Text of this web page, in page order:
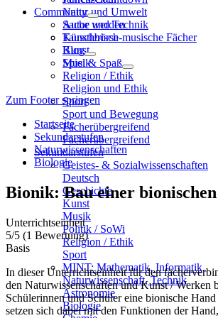
Natur und Umwelt
Sache und Technik
Künstlerisch-musische Fächer
Kunst
Musik
Religion / Ethik
Religion und Ethik
Sport
Sport und Bewegung
Fächerübergreifend
Fächerübergreifend
Sekundarstufen
Geistes- & Sozialwissenschaften
Deutsch
Geschichte
Kunst
Musik
Politik / SoWi
Religion / Ethik
Sport
MINT: Mathematik, Informatik,
Naturwissenschaft, Technik
Astronomie
Biologie
Community
Autor werden
Tauschbörse
Blog
Spiel & Spaß
Zum Footer springen
Startseite
Sekundarstufen
Naturwissenschaften
Biologie
Bionik: Bau einer
Unterrichtseinheit
5/5 (1 Bewertung)
Basis
In dieser Unterrichtseinheit für den
den Naturwissenschaften und Kunst / Werken
Schülerinnen und Schüler eine bionische Hand
setzen sich dabei mit den Funktionen der